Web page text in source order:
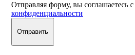
Отправляя форму, вы соглашаетесь с
конфиденциальности